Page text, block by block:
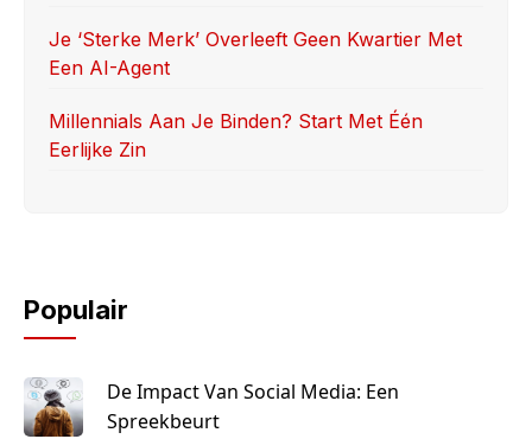
Je ‘sterke Merk’ Overleeft Geen Kwartier Met
Een AI-Agent
Millennials Aan Je Binden? Start Met Één
Eerlijke Zin
Populair
De Impact Van Social Media: Een
Spreekbeurt